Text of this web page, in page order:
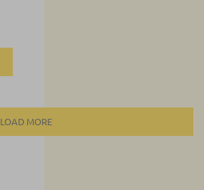
LOAD MORE